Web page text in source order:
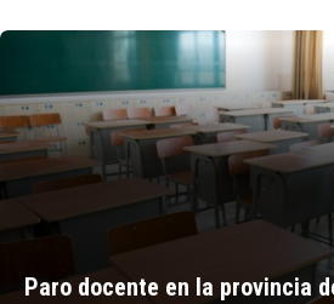
Paro docente en la provincia